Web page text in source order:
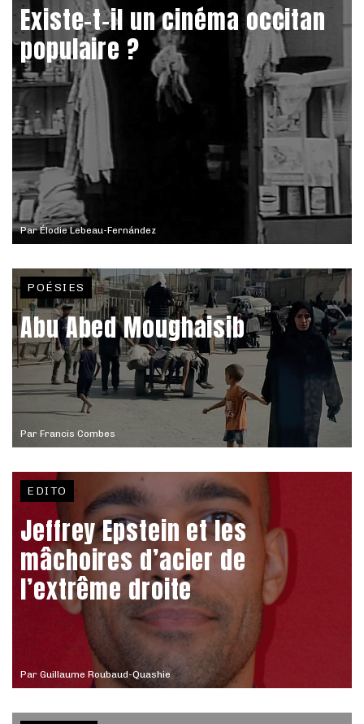
ParÉlodie Lebeau-Fernández
Existe-t-il un cinéma occitan
populaire ?
Par Francis Combes
POÉSIES
Abu Abed Moughaisib
Par Guillaume Roubaud-Quashie
EDITO
Jeffrey Epstein et les
mâchoires d’acier de
l’extrême droite